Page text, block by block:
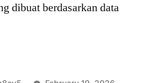
dibuat berdasarkan data